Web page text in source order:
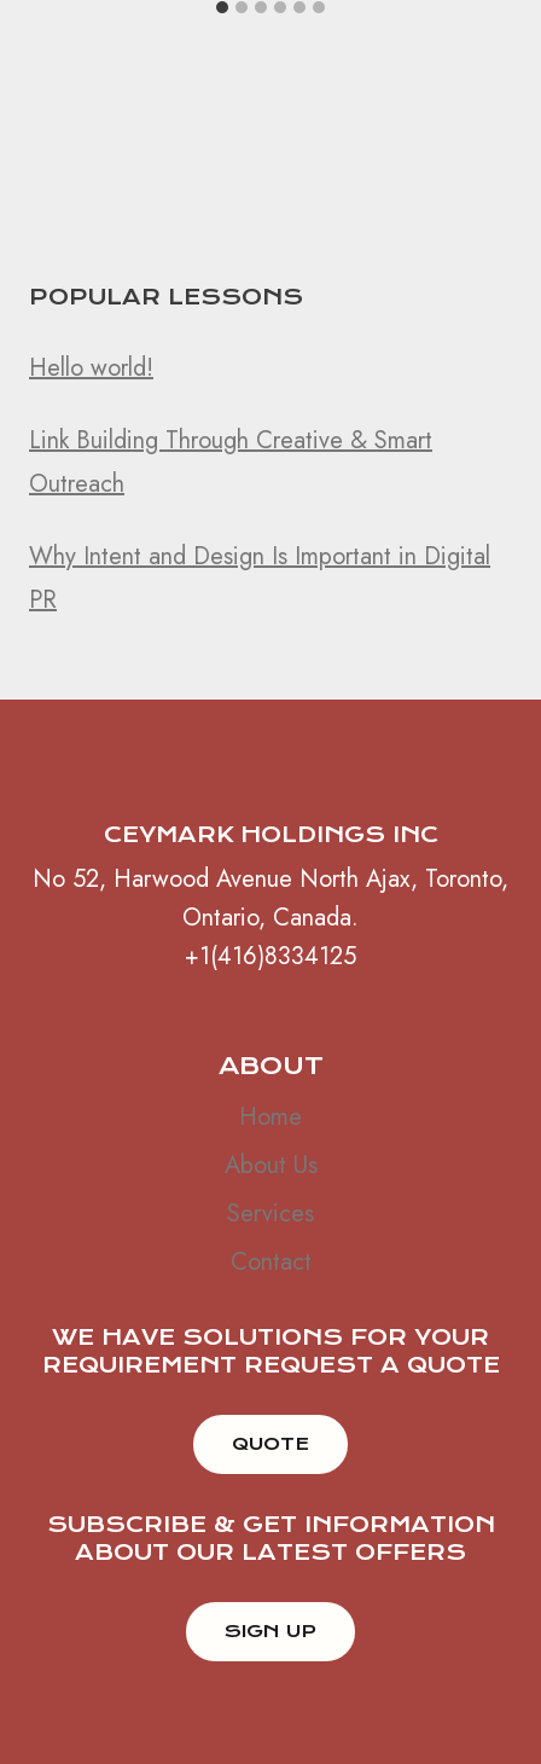
POPULAR LESSONS
Hello world!
Link Building Through Creative & Smart
Outreach
Why Intent and Design Is Important in Digital
PR
CEYMARK HOLDINGS INC
No 52, Harwood Avenue North Ajax, Toronto,
Ontario, Canada.
+1(416)8334125
ABOUT
Home
About Us
Services
Contact
WE HAVE SOLUTIONS FOR YOUR
REQUIREMENT REQUEST A QUOTE
QUOTE
SUBSCRIBE & GET INFORMATION
ABOUT OUR LATEST OFFERS